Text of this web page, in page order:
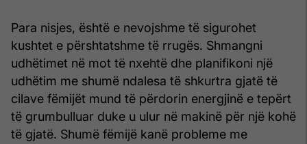
Para nisjes, është e nevojshme të sigurohet
kushtet e përshtatshme të rrugës. Shmangni
udhëtimet në mot të nxehtë dhe planifikoni një
udhëtim me shumë ndalesa të shkurtra gjatë të
cilave fëmijët mund të përdorin energjinë e tepërt
të grumbulluar duke u ulur në makinë për një kohë
të gjatë. Shumë fëmijë kanë probleme me